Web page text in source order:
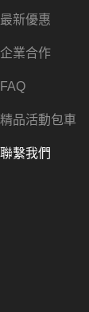
最新優惠
企業合作
FAQ
精品活動包車
聯繫我們